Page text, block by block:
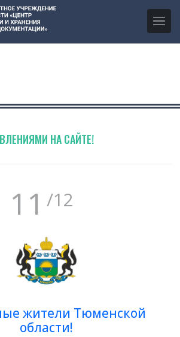
НА САЙТЕ!
11 /12
жители Тюменской
области!